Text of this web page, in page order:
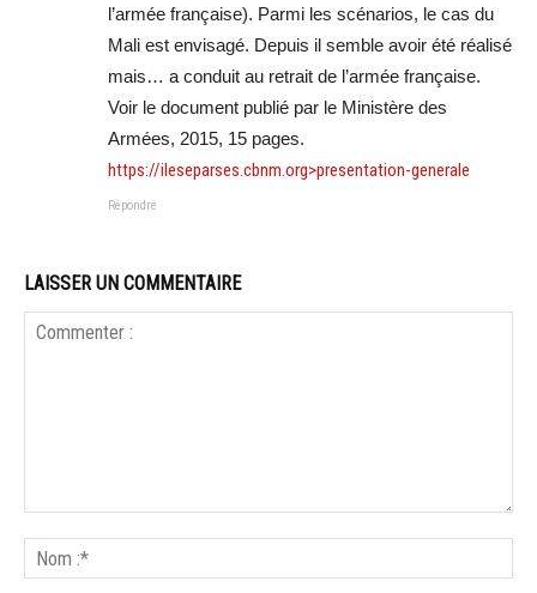
l’armée française). Parmi les scénarios, le cas du
Mali est envisagé. Depuis il semble avoir été réalisé
mais… a conduit au retrait de l’armée française.
Voir le document publié par le Ministère des
Armées, 2015, 15 pages.
https://ileseparses.cbnm.org>presentation-generale
Répondre
LAISSER UN COMMENTAIRE